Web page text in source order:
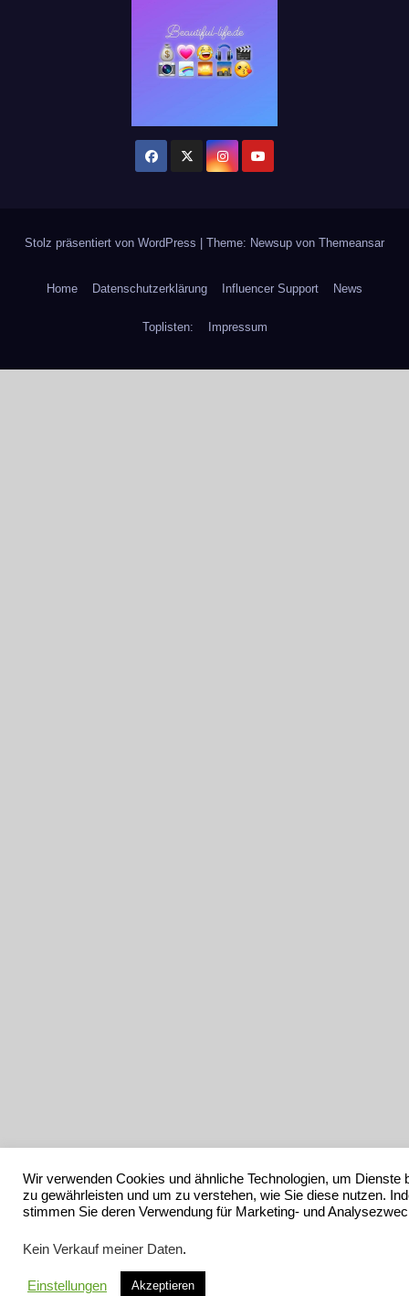
Stolz präsentiert von WordPress Theme: Newsup von Themeansar
Home Datenschutzerklärung Influencer Support News
Toplisten: Impressum
Wir verwenden Cookies und ähnliche Technologien, um Dienste
zu gewährleisten und um zu verstehen, wie Sie diese nutzen.
stimmen Sie deren Verwendung für Marketing- und
Kein Verkauf meiner Daten.
Einstellungen Akzeptieren